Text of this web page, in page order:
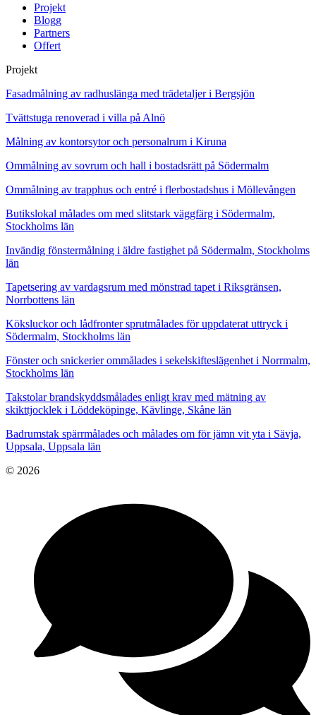
Projekt
Blogg
Partners
Offert
Projekt
Fasadmålning av radhuslänga med trädetaljer i Bergsjön
Tvättstuga renoverad i villa på Alnö
Målning av kontorsytor och personalrum i Kiruna
Ommålning av sovrum och hall i bostadsrätt på Södermalm
Ommålning av trapphus och entré i flerbostadshus i Möllevången
Butikslokal målades om med slitstark väggfärg i Södermalm,
Stockholms län
Invändig fönstermålning i äldre fastighet på Södermalm, Stockholms
län
Tapetsering av vardagsrum med mönstrad tapet i Riksgränsen,
Norrbottens län
Köksluckor och lådfronter sprutmålades för uppdaterat uttryck i
Södermalm, Stockholms län
Fönster och snickerier ommålades i sekelskifteslägenhet i Norrmalm,
Stockholms län
Takstolar brandskyddsmålades enligt krav med mätning av
skikttjocklek i Löddeköpinge, Kävlinge, Skåne län
Badrumstak spärrmålades och målades om för jämn vit yta i Sävja,
Uppsala, Uppsala län
© 2026